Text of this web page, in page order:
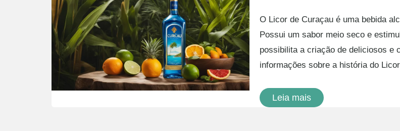
O Licor de Curaçau é uma bebida
Possui um sabor meio seco e
possibilita a criação de deliciosos e
informações sobre a história do
Leia mais